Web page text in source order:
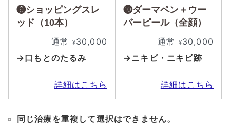
❾ショッピングスレ
ッド（10本）
通常
¥30,000
→口もとのたるみ
詳細はこちら
❿ダーマペン＋ウー
バーピール（全顔）
通常
¥30,000
→ニキビ・ニキビ跡
詳細はこちら
同じ治療を重複して選択はできません。